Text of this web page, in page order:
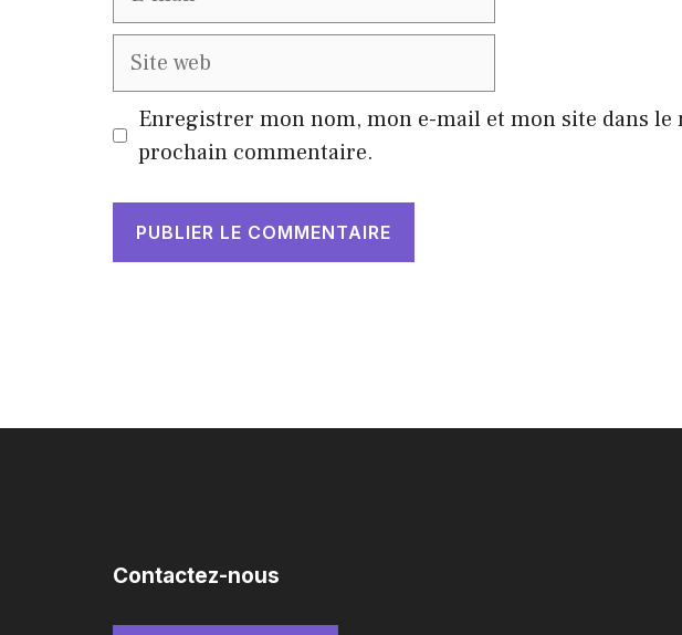
Site
Enregistrer mon nom, mon e-mail et mon site dans
prochain commentaire.
Contactez-nous